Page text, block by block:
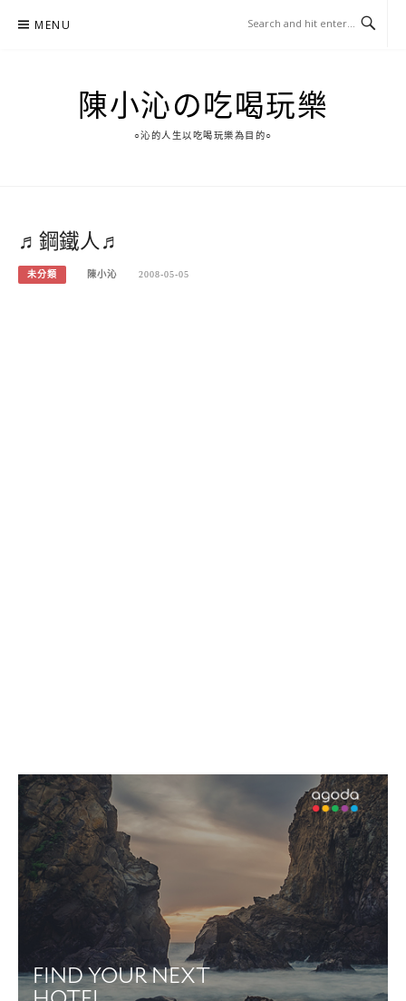
MENU
陳小沁の吃喝玩樂
○沁的人生以吃喝玩樂為目的○
♬鋼鐵人♬
未分類 陳小沁 2008-05-05